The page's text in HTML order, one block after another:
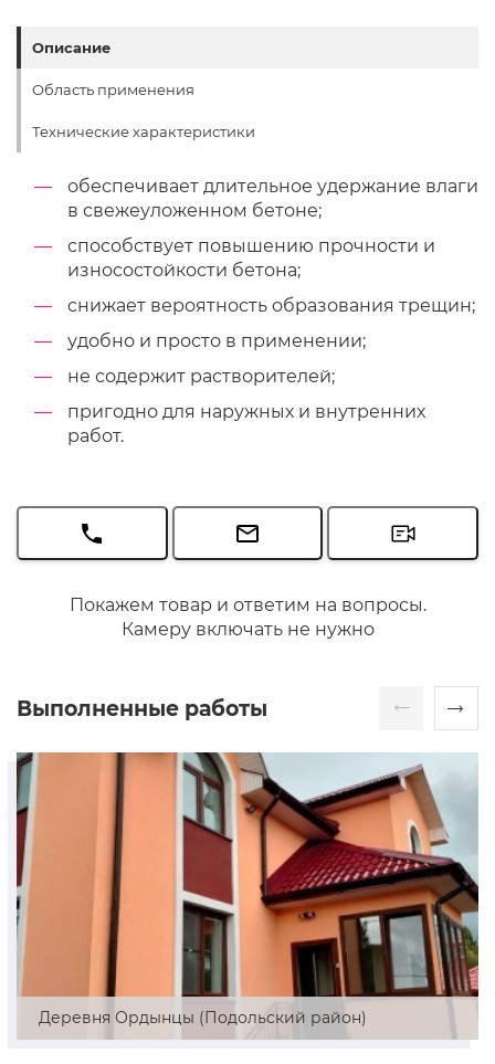
Описание
Область применения
Технические характеристики
обеспечивает длительное удержание влаги
в свежеуложенном бетоне;
способствует повышению прочности и
износостойкости бетона;
снижает вероятность образования трещин;
удобно и просто в применении;
не содержит растворителей;
пригодно для наружных и внутренних
работ.
Покажем товар и ответим на вопросы.
Камеру включать не нужно
Выполненные работы
Деревня Ордынцы (Подольский район)